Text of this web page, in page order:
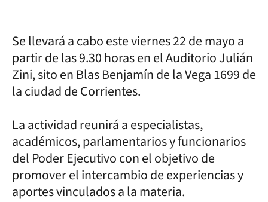
Se llevará a cabo este viernes 22 de mayo a
partir de las 9.30 horas en el Auditorio Julián
Zini, sito en Blas Benjamín de la Vega 1699 de
la ciudad de Corrientes.
La actividad reunirá a especialistas,
académicos, parlamentarios y funcionarios
del Poder Ejecutivo con el objetivo de
promover el intercambio de experiencias y
aportes vinculados a la materia.